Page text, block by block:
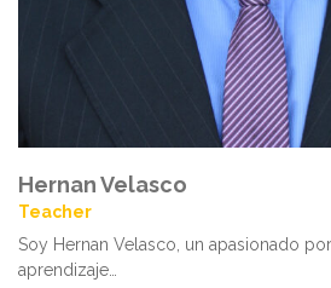
Hernan Velasco
Teacher
Soy Hernan Velasco, un apasionado
aprendizaje…